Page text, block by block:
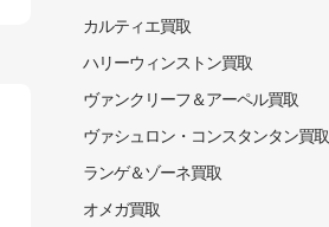
カルティエ買取
ハリーウィンストン買取
ヴァンクリーフ＆アーペル買取
ヴァシュロン・コンスタンタン買取
ランゲ＆ゾーネ買取
オメガ買取